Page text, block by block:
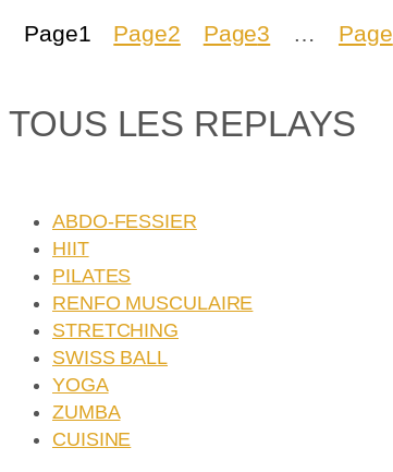
Page1 Page2 Page3 … Page
TOUS LES REPLAYS
ABDO-FESSIER
HIIT
PILATES
RENFO MUSCULAIRE
STRETCHING
SWISS BALL
YOGA
ZUMBA
CUISINE